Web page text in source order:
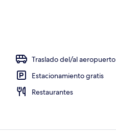
Traslado del/al aeropuerto
Estacionamiento gratis
Restaurantes